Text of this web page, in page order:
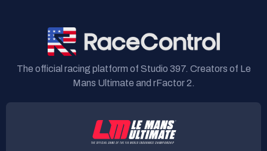
The official racing platform of Studio 397. Creators of Le
Mans Ultimate and rFactor 2.